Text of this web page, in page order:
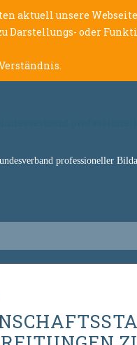
aktuell unsere
Darstellungs- oder
professioneller